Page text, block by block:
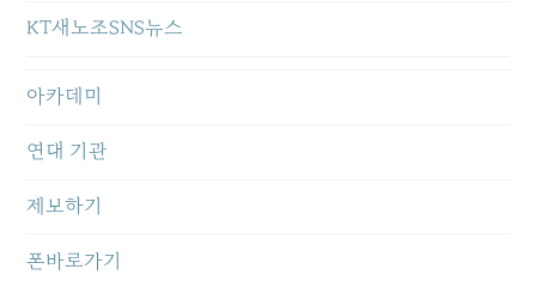
KT새노조SNS뉴스
아카데미
연대 기관
제보하기
폰바로가기